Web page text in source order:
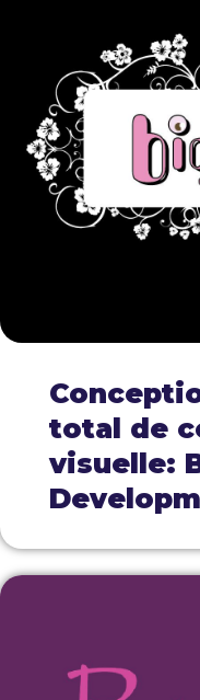
total de
visuelle: